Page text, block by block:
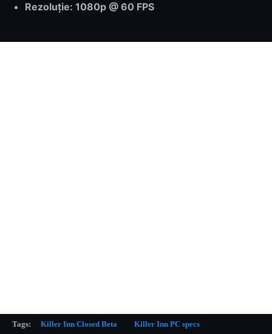
Rezoluție: 1080p @ 60 FPS
Tags: Killer Inn Closed Beta
Killer Inn PC specs